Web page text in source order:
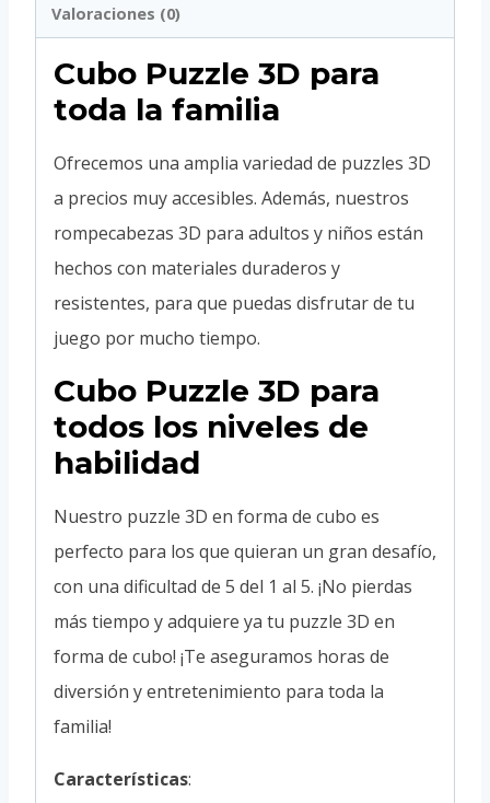
Valoraciones (0)
Cubo Puzzle 3D para
toda la familia
Ofrecemos una amplia variedad de puzzles 3D
a precios muy accesibles. Además, nuestros
rompecabezas 3D para adultos y niños están
hechos con materiales duraderos y
resistentes, para que puedas disfrutar de tu
juego por mucho tiempo.
Cubo Puzzle 3D para
todos los niveles de
habilidad
Nuestro puzzle 3D en forma de cubo es
perfecto para los que quieran un gran desafío,
con una dificultad de 5 del 1 al 5. ¡No pierdas
más tiempo y adquiere ya tu puzzle 3D en
forma de cubo! ¡Te aseguramos horas de
diversión y entretenimiento para toda la
familia!
Características: